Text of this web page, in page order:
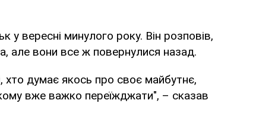
у вересні минулого року. Він розповів,
але вони все ж повернулися назад.
хто думає якось про своє майбутнє,
вже важко переїжджати", – сказав